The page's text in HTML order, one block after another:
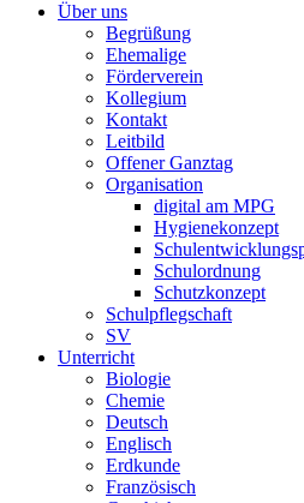
Über uns
Begrüßung
Ehemalige
Förderverein
Kollegium
Kontakt
Leitbild
Offener Ganztag
Organisation
digital am MPG
Hygienekonzept
Schulordnung
Schutzkonzept
Schulpflegschaft
SV
Unterricht
Biologie
Chemie
Deutsch
Englisch
Erdkunde
Französisch